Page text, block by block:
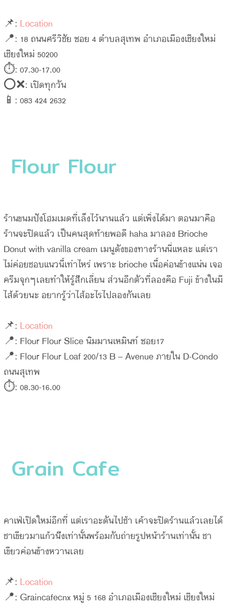
📌: Location
📍: 18 ถนนศรีวิชัย ซอย 4 ตำบลสุเทพ อำเภอเมืองเชียงใหม่
เชียงใหม่ 50200
⏱: 07.30-17.00
⭕️❌: เปิดทุกวัน
📱: 083 424 2632
Flour Flour
ร้านขนมปังโฮมเมดที่เล็งไว้นานแล้ว แต่เพิ่งได้มา ตอนมาคือ
ร้านจะปิดแล้ว เป็นคนสุดท้ายพอดี haha มาลอง Brioche
Donut with vanilla cream เมนูดังของทางร้านนี่แหละ แต่เรา
ไม่ค่อยชอบแนวนี้เท่าไหร่ เพราะ brioche เนื้อค่อนข้างแน่น เจอ
ครีมจุกๆเลยทำให้รู้สึกเลี่ยน ส่วนอีกตัวที่ลองคือ Fuji ข้างในมี
ไส้ด้วยนะ อยากรู้ว่าไส้อะไรไปลองกันเลย
📌: Location
📍: Flour Flour Slice นิมมานเหมินท์ ซอย17
📍: Flour Flour Loaf 200/13 B – Avenue ภายใน D-Condo
ถนนสุเทพ
⏱: 08.30-16.00
Grain Cafe
คาเฟ่เปิดใหม่อีกที่ แต่เราอะดันไปช้า เค้าจะปิดร้านแล้วเลยได้
ชาเขียวมาแก้วนึงเท่านั้นพร้อมกับถ่ายรูปหน้าร้านเท่านั้น ชา
เขียวค่อนข้างหวานเลย
📌: Location
📍: Graincafecnx หมู่ 5 168 อำเภอเมืองเชียงใหม่ เชียงใหม่